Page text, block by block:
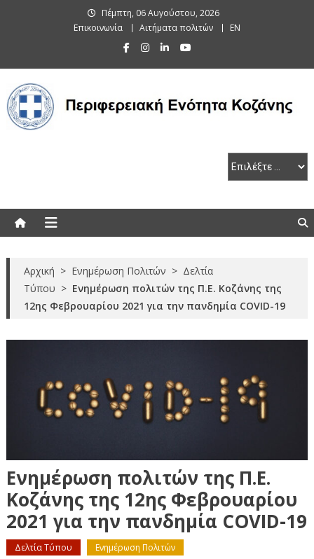
Πέμπτη, 06 Αυγούστου, 2026
Επικοινωνία
Αιτήματα πολιτών EN
Αρχική > Ενημέρωση Πολιτών > Δελτία
Τύπου > Ενημέρωση πολιτών της Π.Ε. Κοζάνης της
12ης Φεβρουαρίου 2021 για την πανδημία COVID-19
Ενημέρωση πολιτών της Π.Ε.
Κοζάνης της 12ης Φεβρουαρίου
2021 για την πανδημία COVID-19
Δελτία Τύπου Ενημέρωση Πολιτών